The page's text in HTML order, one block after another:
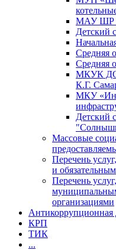
МАУ ШР
Детский
Средняя
Средняя
МКУК ДО
К.Г.
МКУ
Детский
Массовые
Перечень
и
Перечень
организациями
Антикоррупционная
КРП
ТИК
...